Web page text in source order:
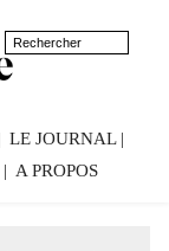
LE JOURNAL
A PROPOS